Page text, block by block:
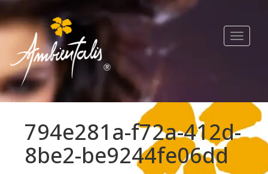
Toggle
794e281a-f72a-412d-
8be2-be9244fe06dd